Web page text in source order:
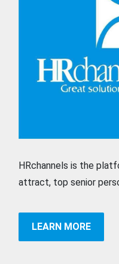
HRchannels is the
attract, top senior
LEARN MORE